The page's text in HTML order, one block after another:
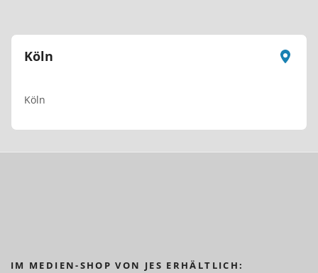
Köln
Köln
IM MEDIEN-SHOP VON JES ERHÄLTLICH: